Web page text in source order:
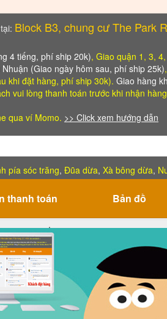
Block B3, chung cư The Park
4 tiếng, phí ship 20k), Giao quận 1, 3,
(Giao ngày hôm sau, phí ship 25k)
khi đặt hàng, phí ship 30k). Giao hàng
vui lòng thanh toán trước khi nhận hàng
qua ví Momo. >> Click xem hướng dẫn
pía sóc trăng, Đũa dừa, Xà bông dừa,
thanh toán Bản đồ